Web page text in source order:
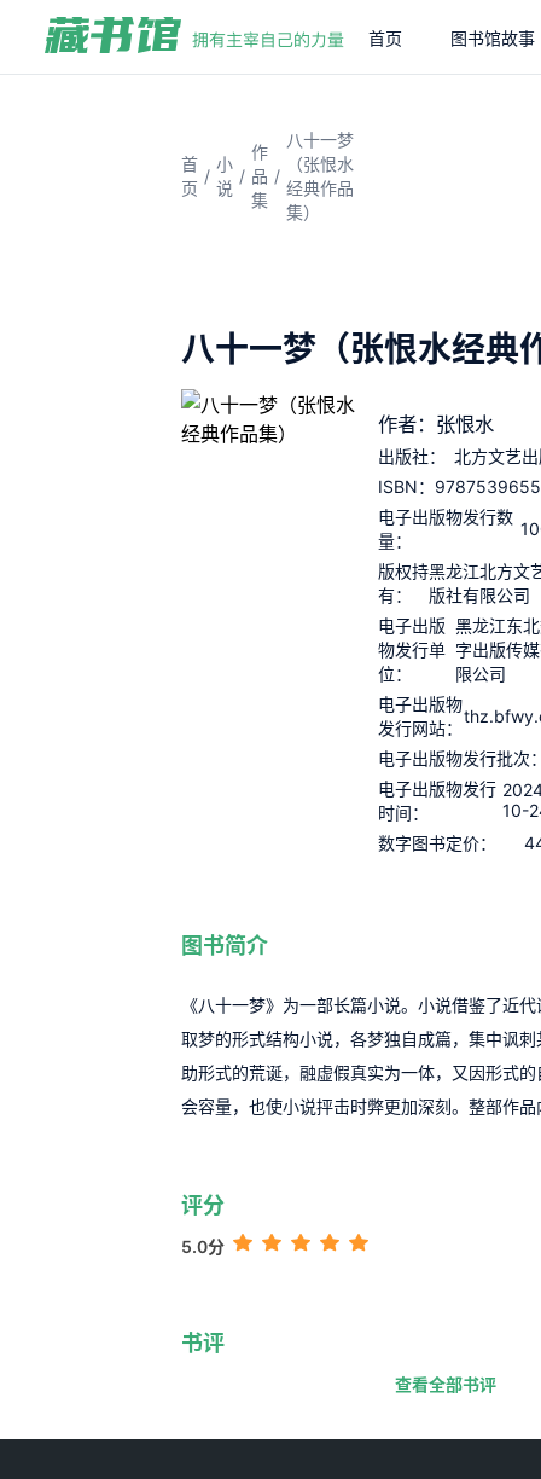
首页 图书馆故事
首
页
/
小
说
/
作
品
集
/
八十一梦
（张恨水
经典作品
集）
八十一梦（张恨水经典
作者：张恨水
出版社：
北方文艺
ISBN：
电子出版物发行数
量：
版权持
有：
黑龙江北方文
版社有限公司
电子出版
物发行单
位：
黑龙江东
字出版传
限公司
电子出版物
发行网站：
电子出版物发行批次
电子出版物发行
时间：
10-
数字图书定价：
图书简介
《八十一梦》为一部长篇小说。小说借鉴了近
取梦的形式结构小说，各梦独自成篇，集中讽
助形式的荒诞，融虚假真实为一体，又因形式
会容量，也使小说抨击时弊更加深刻。整部作
评分
5.0分
书评
查看全部书评